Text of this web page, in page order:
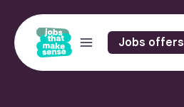
Jobs offers